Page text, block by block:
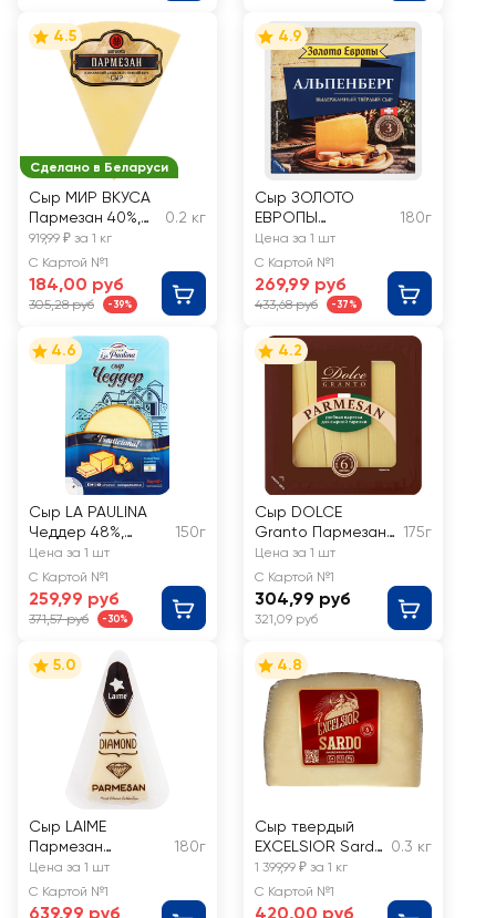
Сделано в Беларуси
4.5
Сыр МИР ВКУСА
Пармезан 40%,
без змж, весовой
0.2 кг
919,99 ₽ за 1 кг
С Картой №1
184,00 руб
305,28 руб -39%
4.9
Сыр ЗОЛОТО
ЕВРОПЫ
Альпенберг 45%, 3
месяца, без змж
180г
Цена за 1 шт
С Картой №1
269,99 руб
433,68 руб -37%
4.6
Сыр LA PAULINA
Чеддер 48%,
нарезка, без змж
150г
Цена за 1 шт
С Картой №1
259,99 руб
371,57 руб -30%
4.2
Сыр DOLCE
Granto Пармезан
40%, нарезка, без
змж
175г
Цена за 1 шт
С Картой №1
304,99 руб
321,09 руб
5.0
Сыр LAIME
Пармезан
DIAMOND 40%, без
змж
180г
Цена за 1 шт
С Картой №1
639,99 руб
4.8
Сыр твердый
EXCELSIOR Sardo
45%, без змж,
весовой
0.3 кг
1 399,99 ₽ за 1 кг
С Картой №1
420,00 руб